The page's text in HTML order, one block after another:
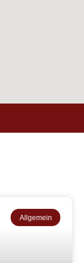
Allgemein